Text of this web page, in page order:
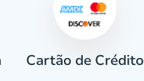
Cartão de Crédito